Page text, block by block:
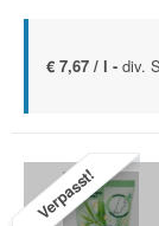
€ 7,67 / l - div.
Verpasst!